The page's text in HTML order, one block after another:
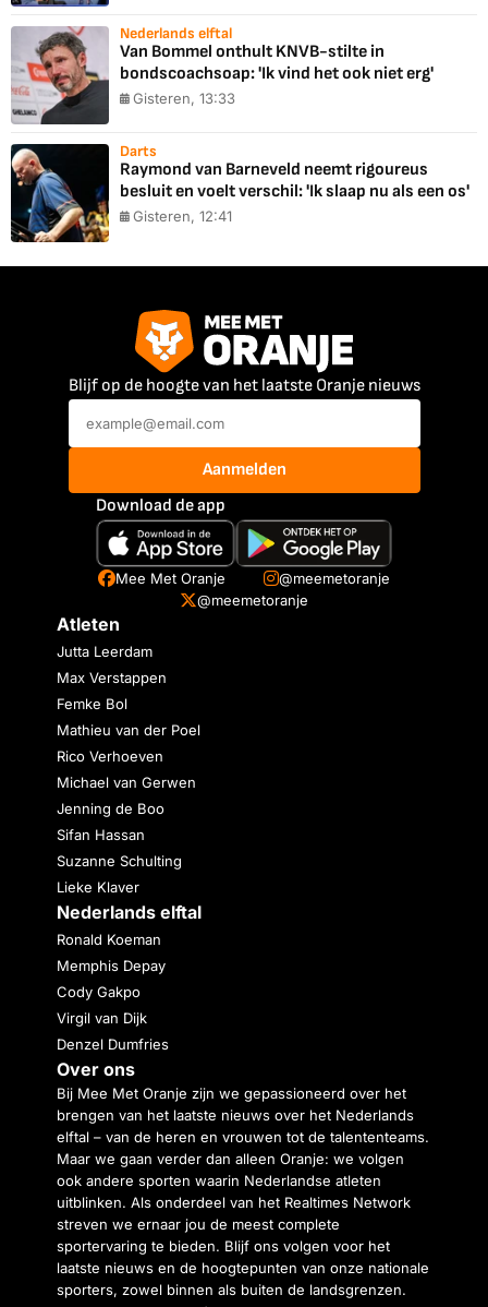
Nederlands elftal
Van Bommel onthult KNVB-stilte in
bondscoachsoap: 'Ik vind het ook niet erg'
Gisteren, 13:33
Darts
Raymond van Barneveld neemt rigoureus
besluit en voelt verschil: 'Ik slaap nu als een os'
Gisteren, 12:41
Blijf op de hoogte van het laatste Oranje nieuws
Aanmelden
Download de app
Mee Met Oranje
@meemetoranje
@meemetoranje
Atleten
Jutta Leerdam
Max Verstappen
Femke Bol
Mathieu van der Poel
Rico Verhoeven
Michael van Gerwen
Jenning de Boo
Sifan Hassan
Suzanne Schulting
Lieke Klaver
Nederlands elftal
Ronald Koeman
Memphis Depay
Cody Gakpo
Virgil van Dijk
Denzel Dumfries
Over ons
Bij Mee Met Oranje zijn we gepassioneerd over het
brengen van het laatste nieuws over het Nederlands
elftal – van de heren en vrouwen tot de talententeams.
Maar we gaan verder dan alleen Oranje: we volgen
ook andere sporten waarin Nederlandse atleten
uitblinken. Als onderdeel van het Realtimes Network
streven we ernaar jou de meest complete
sportervaring te bieden. Blijf ons volgen voor het
laatste nieuws en de hoogtepunten van onze nationale
sporters, zowel binnen als buiten de landsgrenzen.